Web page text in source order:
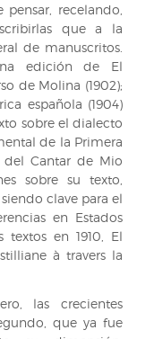
recelando,
que a la
de manuscritos.
edición de El
de Molina (1902);
española (1904)
sobre el dialecto
de la Primera
del Cantar de Mio
sobre su texto,
clave para el
en Estados
en 1910, El
à travers la
las crecientes
que ya fue